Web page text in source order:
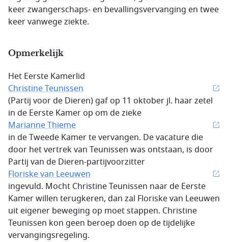
keer zwangerschaps- en bevallingsvervanging en twee
keer vanwege ziekte.
Opmerkelijk
Het Eerste Kamerlid
Christine Teunissen
(Partij voor de Dieren) gaf op 11 oktober jl. haar zetel
in de Eerste Kamer op om de zieke
Marianne Thieme
in de Tweede Kamer te vervangen. De vacature die
door het vertrek van Teunissen was ontstaan, is door
Partij van de Dieren-partijvoorzitter
Floriske van Leeuwen
ingevuld. Mocht Christine Teunissen naar de Eerste
Kamer willen terugkeren, dan zal Floriske van Leeuwen
uit eigener beweging op moet stappen. Christine
Teunissen kon geen beroep doen op de tijdelijke
vervangingsregeling.